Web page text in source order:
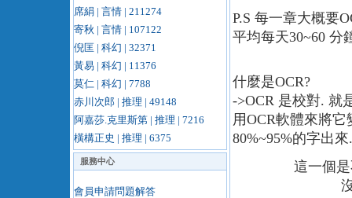
席絹 | 言情 | 211274
寄秋 | 言情 | 107122
倪匡 | 科幻 | 32371
黃易 | 科幻 | 11376
莫仁 | 科幻 | 7788
赤川次郎 | 推理 | 49148
阿嘉莎.克里斯第 | 推理 | 7216
橫構正史 | 推理 | 6375
服務中心
會員申請問題解答
P.S 每一章大概要
平均每天30~60 分
什麼是OCR?
->OCR 是校對. 就
用OCR軟體來將
80%~95%的字出
這一個